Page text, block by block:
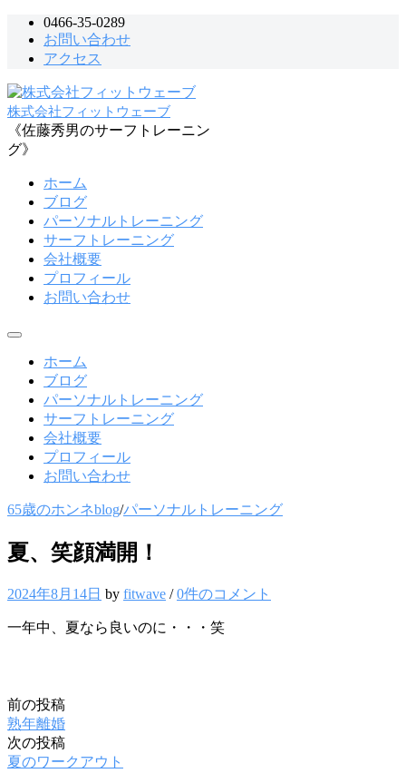
ツ
へ
ス
キ
0466-35-0289
お問い合わせ
アクセス
株式会社フィットウェーブ
《佐藤秀男のサーフトレーニン
グ》
ホーム
ブログ
パーソナルトレーニング
サーフトレーニング
会社概要
プロフィール
お問い合わせ
メ
ホーム
ブログ
パーソナルトレーニング
サーフトレーニング
会社概要
プロフィール
お問い合わせ
65歳のホンネblog/パーソナルトレーニング
夏、笑顔満開！
2024年8月14日 by fitwave /0件のコメント
一年中、夏なら良いのに・・・笑
投
稿
ナ
前の投稿
熟年離婚
次の投稿
夏のワークアウト